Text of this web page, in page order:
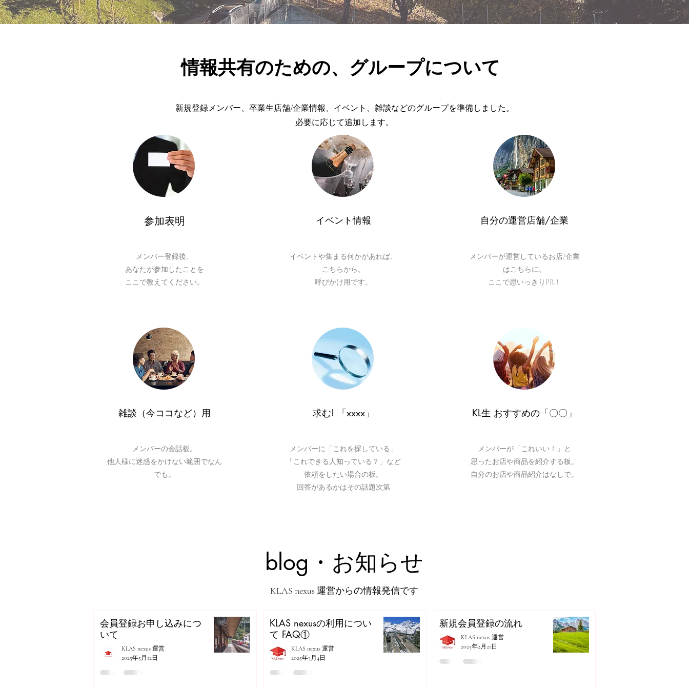
情報共有のための、グループについて
新規登録メンバー、卒業生店舗/企業情報、イベント、雑談などのグループを準備しました。
​必要に応じて追加します。
​参加表明
メンバー登録後、
あなたが参加したことを
ここで教えてください。
雑談（今ココなど）用
​メンバーの会話板。
​他人様に迷惑をかけない範囲でなん
でも。
​イベント情報
​イベントや集まる何かがあれば、
こちらから。
呼びかけ用です。
​求む! 「xxxx」
メンバーに「これを探している」
「これできる人知っている？」など
依頼をしたい場合の板。
回答があるかはその話題次第
​自分の運営店舗/企業
メンバーが運営しているお店/企業
はこちらに。
​ここで思いっきりPR！
KL生 おすすめの「〇〇」
メンバーが「これいい！」と
思ったお店や商品を紹介する板。
自分のお店や商品紹介はなしで。
blog・お知らせ
KLAS nexus 運営からの情報発信です
会員登録お申し込みにつ
いて
KLAS nexus 運営
2025年5月12日
KLAS nexusの利用につい
て FAQ①
KLAS nexus 運営
2025年3月4日
新規会員登録の流れ
KLAS nexus 運営
2025年2月21日